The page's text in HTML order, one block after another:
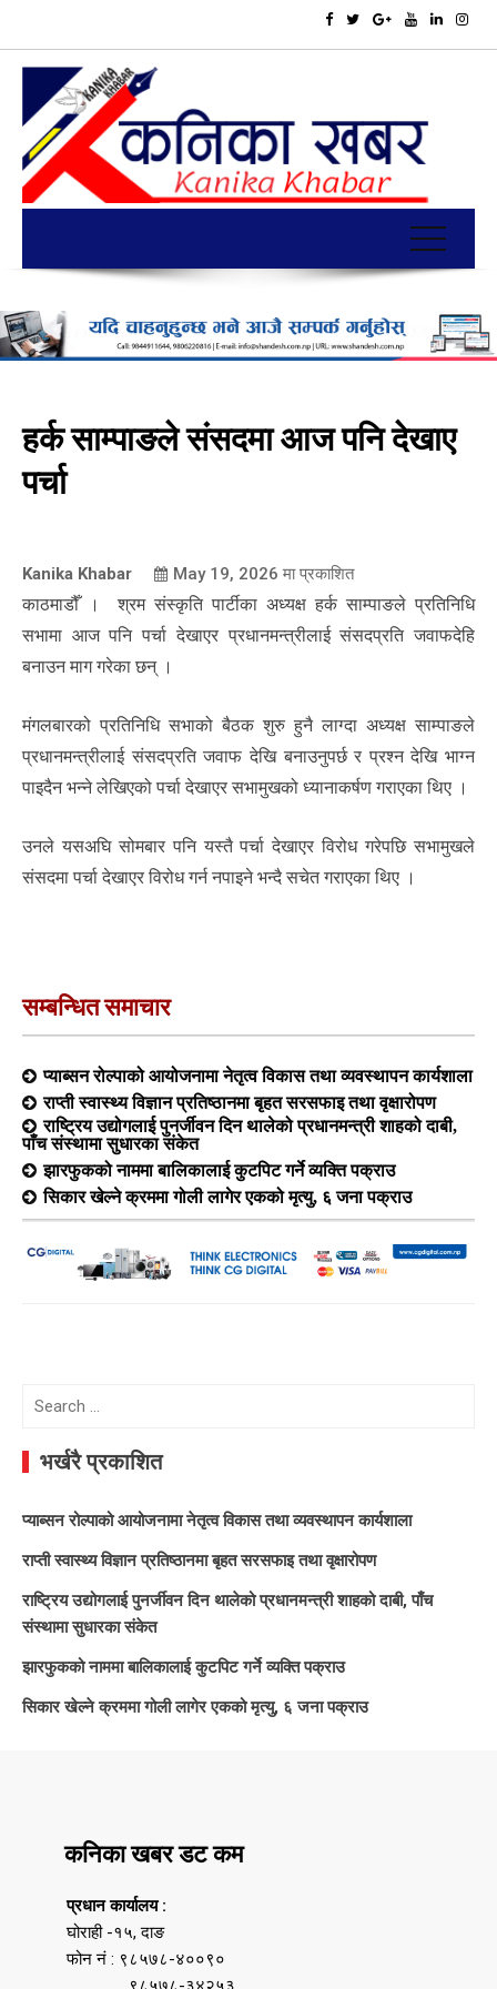
हर्क साम्पाङले संसदमा आज पनि देखाए
पर्चा
Kanika Khabar May 19, 2026 मा प्रकाशित
काठमाडौँ । श्रम संस्कृति पार्टीका अध्यक्ष हर्क साम्पाङले प्रतिनिधि
सभामा आज पनि पर्चा देखाएर प्रधानमन्त्रीलाई संसदप्रति जवाफदेहि
बनाउन माग गरेका छन् ।
मंगलबारको प्रतिनिधि सभाको बैठक शुरु हुनै लाग्दा अध्यक्ष साम्पाङले
प्रधानमन्त्रीलाई संसदप्रति जवाफ देखि बनाउनुपर्छ र प्रश्न देखि भाग्न
पाइदैन भन्ने लेखिएको पर्चा देखाएर सभामुखको ध्यानाकर्षण गराएका थिए ।
उनले यसअघि सोमबार पनि यस्तै पर्चा देखाएर विरोध गरेपछि सभामुखले
संसदमा पर्चा देखाएर विरोध गर्न नपाइने भन्दै सचेत गराएका थिए ।
सम्बन्धित समाचार
प्याब्सन रोल्पाको आयोजनामा नेतृत्व विकास तथा व्यवस्थापन कार्यशाला
राप्ती स्वास्थ्य विज्ञान प्रतिष्ठानमा बृहत सरसफाइ तथा वृक्षारोपण
राष्ट्रिय उद्योगलाई पुनर्जीवन दिन थालेको प्रधानमन्त्री शाहको दाबी,
पाँच संस्थामा सुधारका संकेत
झारफुकको नाममा बालिकालाई कुटपिट गर्ने व्यक्ति पक्राउ
सिकार खेल्ने क्रममा गोली लागेर एकको मृत्यु, ६ जना पक्राउ
Search
भर्खरै प्रकाशित
प्याब्सन रोल्पाको आयोजनामा नेतृत्व विकास तथा व्यवस्थापन कार्यशाला
राप्ती स्वास्थ्य विज्ञान प्रतिष्ठानमा बृहत सरसफाइ तथा वृक्षारोपण
राष्ट्रिय उद्योगलाई पुनर्जीवन दिन थालेको प्रधानमन्त्री शाहको दाबी, पाँच
संस्थामा सुधारका संकेत
झारफुकको नाममा बालिकालाई कुटपिट गर्ने व्यक्ति पक्राउ
सिकार खेल्ने क्रममा गोली लागेर एकको मृत्यु, ६ जना पक्राउ
कनिका खबर डट कम
प्रधान कार्यालय :
घोराही -१५, दाङ
फोन नं : ९८५७८-४००९०